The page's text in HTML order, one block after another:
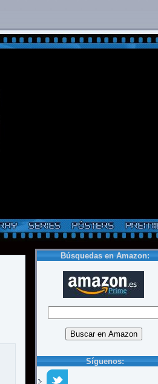
Búsquedas en Amazon:
Síguenos: